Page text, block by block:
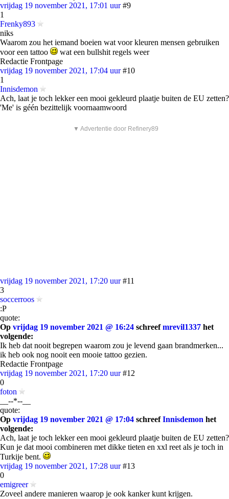
vrijdag 19 november 2021, 17:01 uur #9
1
Frenky893
niks
Waarom zou het iemand boeien wat voor kleuren mensen gebruiken
voor een tattoo
wat een bullshit regels weer
Redactie Frontpage
vrijdag 19 november 2021, 17:04 uur #10
1
Innisdemon
Ach, laat je toch lekker een mooi gekleurd plaatje buiten de EU zetten?
'Me' is géén bezittelijk voornaamwoord
▼ Advertentie door Refinery89
vrijdag 19 november 2021, 17:20 uur #11
3
soccerroos
:P
quote:
Op vrijdag 19 november 2021 @ 16:24 schreefmrevil1337 het
volgende:
Ik heb dat nooit begrepen waarom zou je levend gaan brandmerken...
ik heb ook nog nooit een mooie tattoo gezien.
Redactie Frontpage
vrijdag 19 november 2021, 17:20 uur #12
0
foton
__--*--__
quote:
Op vrijdag 19 november 2021 @ 17:04 schreefInnisdemon het
volgende:
Ach, laat je toch lekker een mooi gekleurd plaatje buiten de EU zetten?
Kun je dat mooi combineren met dikke tieten en xxl reet als je toch in
Turkije bent.
vrijdag 19 november 2021, 17:28 uur #13
0
emigreer
Zoveel andere manieren waarop je ook kanker kunt krijgen.